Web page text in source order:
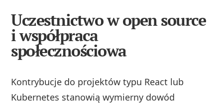
Uczestnictwo w open source
i współpraca
społecznościowa
Kontrybucje do projektów typu React lub
Kubernetes stanowią wymierny dowód